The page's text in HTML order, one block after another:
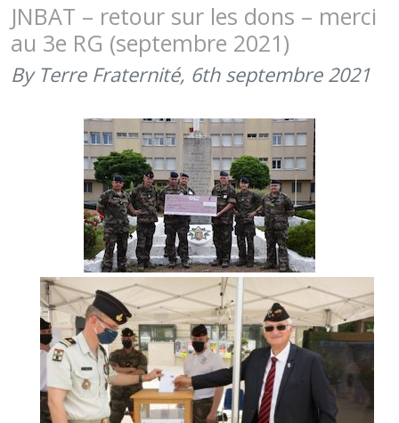
ARMS
2022)
JNBAT – retour sur les dons – merci
au 3e RG (septembre 2021)
By Terre Fraternité, 6th septembre 2021